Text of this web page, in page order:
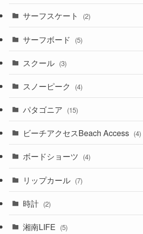
サーフスケート (2)
サーフボード (5)
スクール (3)
スノーピーク (4)
パタゴニア (15)
ビーチアクセスBeach Access (4)
ボードショーツ (4)
リップカール (7)
時計 (2)
湘南LIFE (5)